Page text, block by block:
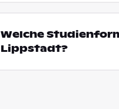
Welche
Lippstadt?